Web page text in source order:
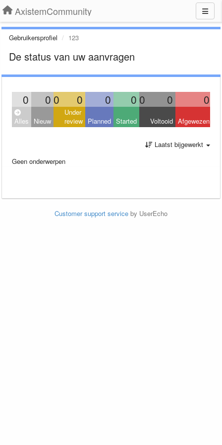
AxistemCommunity
Gebruikersprofiel 123
De status van uw aanvragen
0 0 0 0 0 0 0 0 0
Alles Nieuw
Under
review Planned Started Voltooid Afgewezen
Laatst bijgewerkt
Geen onderwerpen
Customer support service by UserEcho